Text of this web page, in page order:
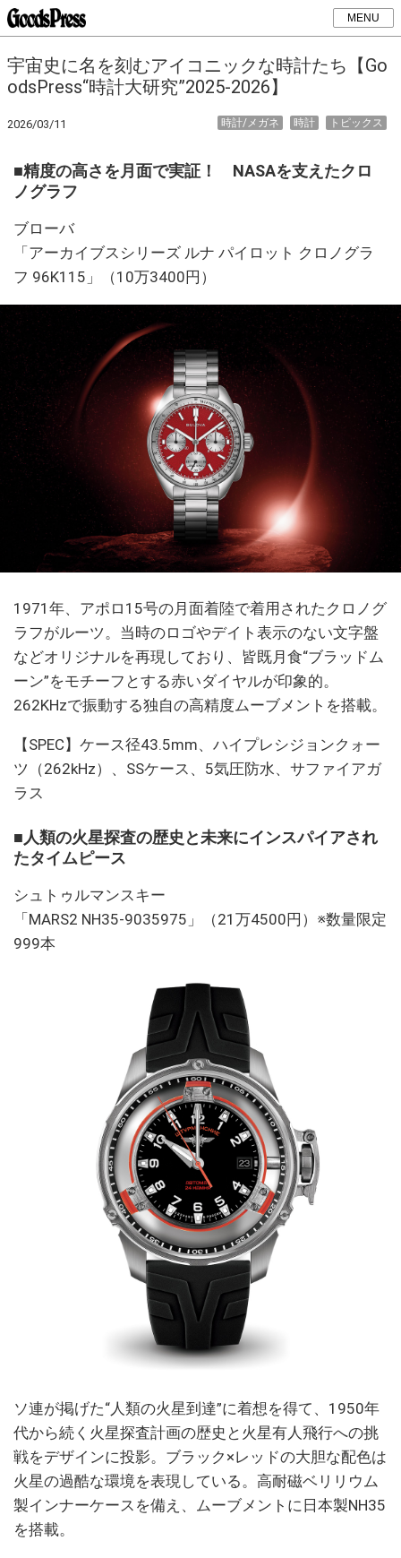
MENU
宇宙史に名を刻むアイコニックな時計たち【Go
odsPress“時計大研究”2025-2026】
2026/03/11 トピックス
時計
時計/メガネ
■精度の高さを月面で実証！ NASAを支えたクロ
ノグラフ
ブローバ
「アーカイブスシリーズ ルナ パイロット クロノグラ
フ 96K115」（10万3400円）
1971年、アポロ15号の月面着陸で着用されたクロノグ
ラフがルーツ。当時のロゴやデイト表示のない文字盤
などオリジナルを再現しており、皆既月食“ブラッドム
ーン”をモチーフとする赤いダイヤルが印象的。
262KHzで振動する独自の高精度ムーブメントを搭載。
【SPEC】ケース径43.5mm、ハイプレシジョンクォー
ツ（262kHz）、SSケース、5気圧防水、サファイアガ
ラス
■人類の火星探査の歴史と未来にインスパイアされ
たタイムピース
シュトゥルマンスキー
「MARS2 NH35-9035975」（21万4500円）※数量限定
999本
ソ連が掲げた“人類の火星到達”に着想を得て、1950年
代から続く火星探査計画の歴史と火星有人飛行への挑
戦をデザインに投影。ブラック×レッドの大胆な配色は
火星の過酷な環境を表現している。高耐磁ベリリウム
製インナーケースを備え、ムーブメントに日本製NH35
を搭載。